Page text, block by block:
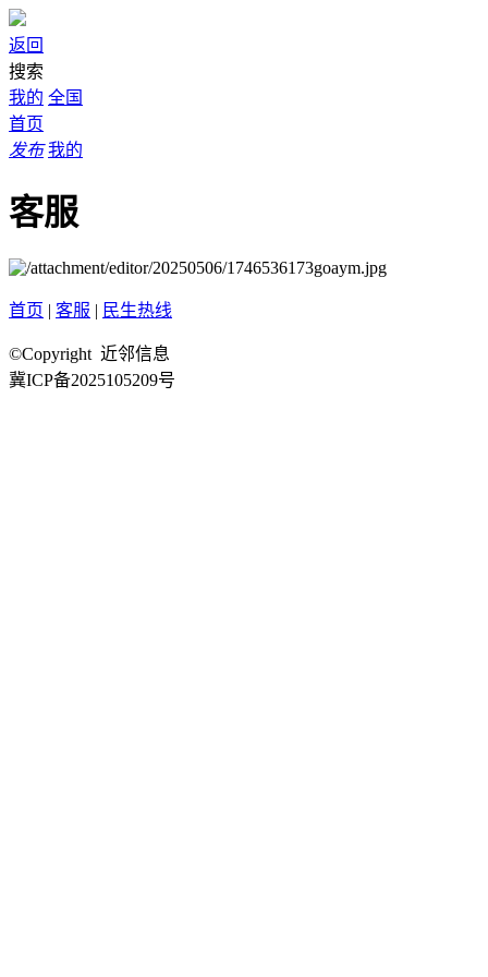
返回
搜索
我的 全国
首页
发布 我的
客服
首页 | 客服 | 民生热线
©Copyright 近邻信息
冀ICP备2025105209号